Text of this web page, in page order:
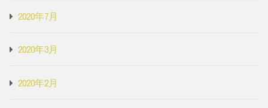
2020年7月
2020年3月
2020年2月